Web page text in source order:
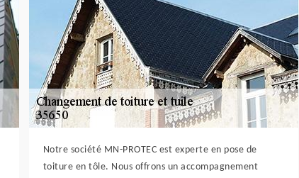
Notre société MN-PROTEC est experte en pose de
toiture en tôle. Nous offrons un accompagnement